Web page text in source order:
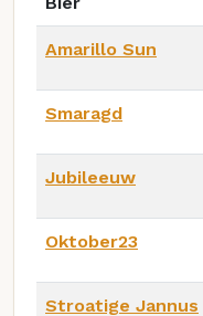
Amarillo Sun
Smaragd
Jubileeuw
Oktober23
Stroatige Jannus